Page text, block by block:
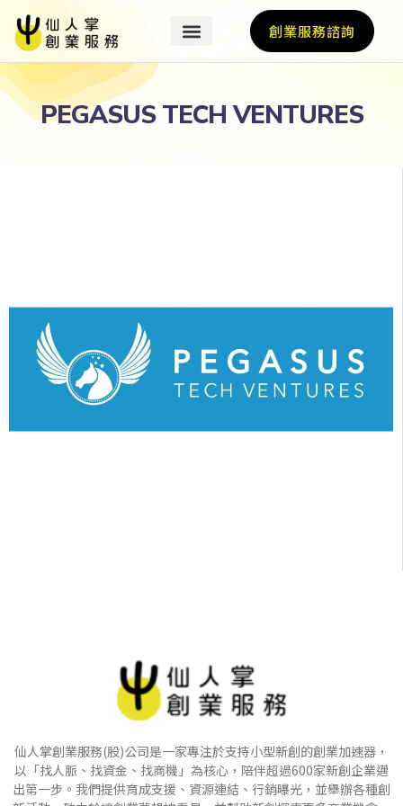
創業服務諮詢
PEGASUS TECH VENTURES
仙人掌創業服務(股)公司是一家專注於支持小型新創的創業加速器，
以「找人脈、找資金、找商機」為核心，陪伴超過600家新創企業邁
出第一步。我們提供育成支援、資源連結、行銷曝光，並舉辦各種創